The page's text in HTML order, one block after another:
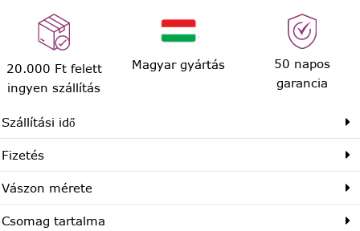
20.000 Ft felett
ingyen szállítás
Magyar gyártás
50 napos
garancia
Szállítási idő
Fizetés
Vászon mérete
Csomag tartalma